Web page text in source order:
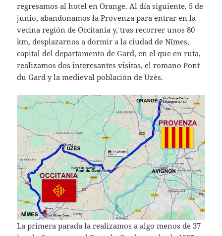
regresamos al hotel en Orange. Al día siguiente, 5 de
junio, abandonamos la Provenza para entrar en la
vecina región de Occitania y, tras recorrer unos 80
km, desplazarnos a dormir a la ciudad de Nîmes,
capital del departamento de Gard, en el que en ruta,
realizamos dos interesantes visitas, el romano Pont
du Gard y la medieval población de Uzès.
La primera parada la realizamos a algo menos de 37